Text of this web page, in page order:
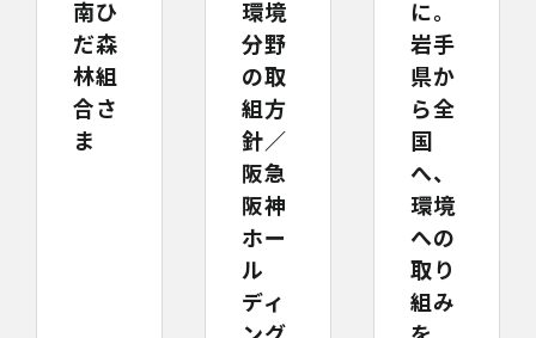
南ひ
だ森
林組
合さ
ま
環境
分野
の取
組方
針／
阪急
阪神
ホー
ル
ディ
に。
岩手
県か
ら全
国
へ、
環境
への
取り
組み